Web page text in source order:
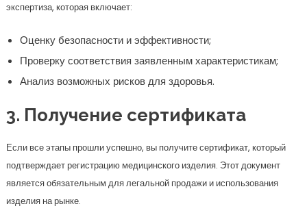
экспертиза, которая включает:
Оценку безопасности и эффективности;
Проверку соответствия заявленным характеристикам;
Анализ возможных рисков для здоровья.
3. Получение сертификата
Если все этапы прошли успешно, вы получите сертификат, который
подтверждает регистрацию медицинского изделия. Этот документ
является обязательным для легальной продажи и использования
изделия на рынке.